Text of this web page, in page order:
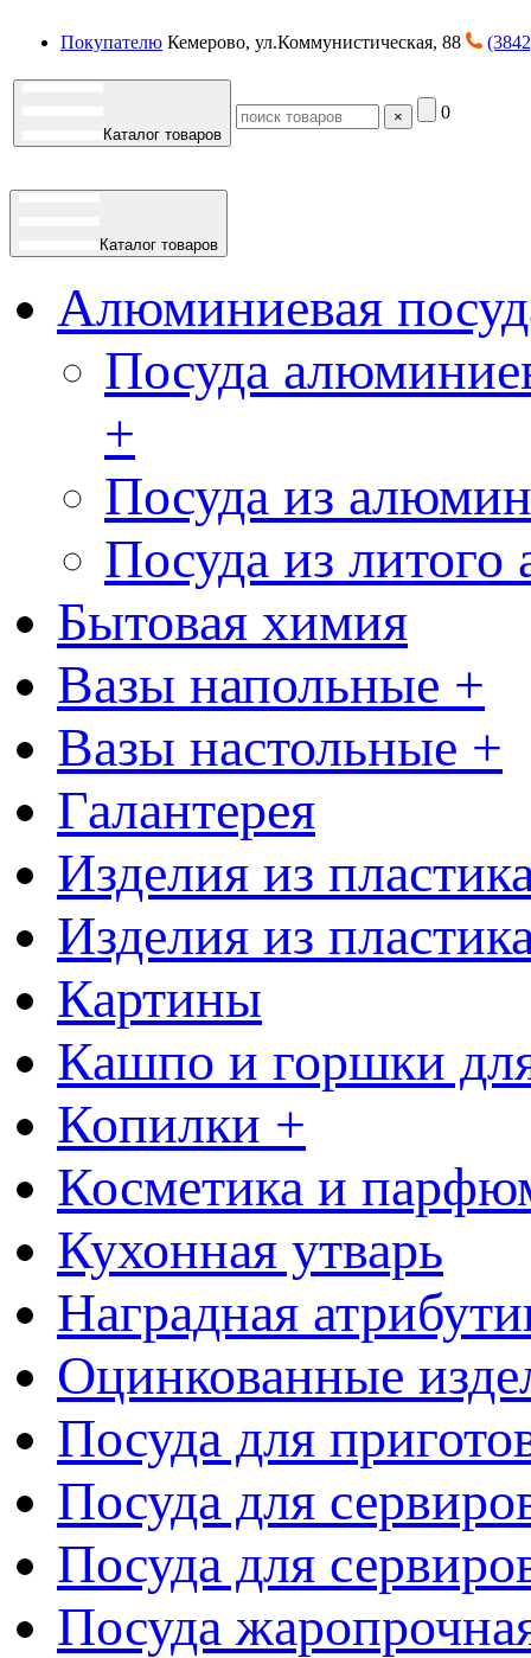
Покупателю Кемерово, ул.Коммунистическая, 88
Каталог товаров
× 0
Каталог товаров
Алюминиевая
Посуда
+
Посуда из
Посуда из
Бытовая химия
Вазы напольные +
Вазы настольные +
Галантерея
Изделия из
Изделия из
Картины
Кашпо и горшки
Копилки +
Косметика и
Кухонная утварь
Наградная
Оцинкованные
Посуда для
Посуда для
Посуда для
Посуда